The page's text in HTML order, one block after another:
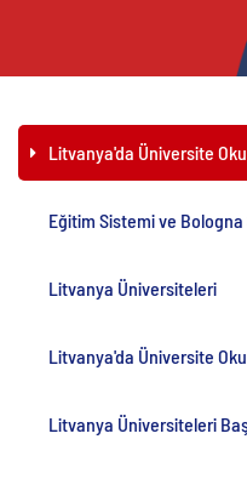
Litvanya'da Üniversite
Eğitim Sistemi ve
Litvanya Üniversiteleri
Litvanya'da Üniversite
Litvanya Üniversiteleri